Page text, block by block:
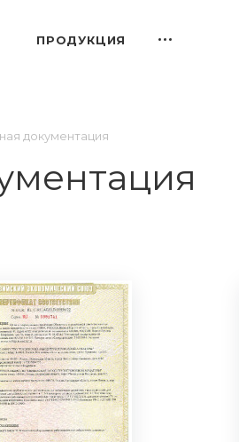
ПРОДУКЦИЯ
документация